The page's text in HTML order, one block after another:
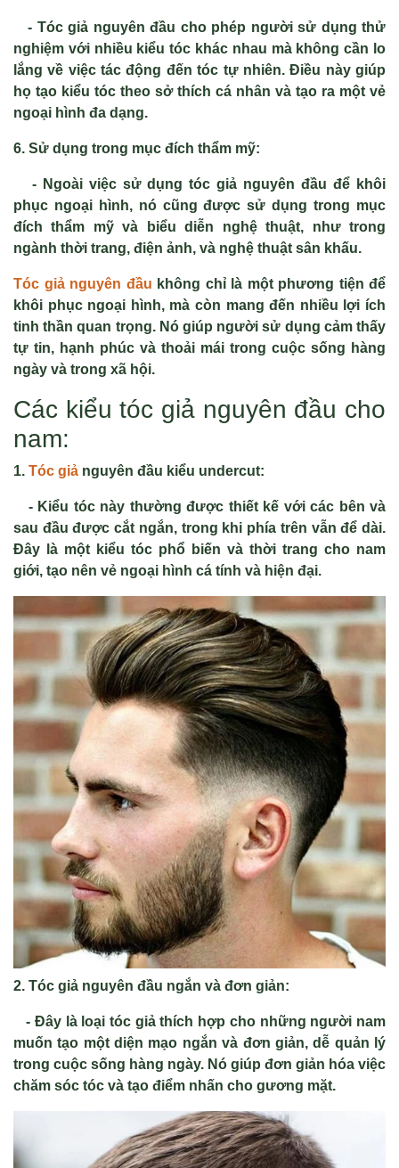
- Tóc giả nguyên đầu cho phép người sử dụng thử
nghiệm với nhiều kiểu tóc khác nhau mà không cần lo
lắng về việc tác động đến tóc tự nhiên. Điều này giúp
họ tạo kiểu tóc theo sở thích cá nhân và tạo ra một vẻ
ngoại hình đa dạng.
6. Sử dụng trong mục đích thẩm mỹ:
- Ngoài việc sử dụng tóc giả nguyên đầu để khôi
phục ngoại hình, nó cũng được sử dụng trong mục
đích thẩm mỹ và biểu diễn nghệ thuật, như trong
ngành thời trang, điện ảnh, và nghệ thuật sân khấu.
Tóc giả nguyên đầu không chỉ là một phương tiện để
khôi phục ngoại hình, mà còn mang đến nhiều lợi ích
tinh thần quan trọng. Nó giúp người sử dụng cảm thấy
tự tin, hạnh phúc và thoải mái trong cuộc sống hàng
ngày và trong xã hội.
Các kiểu tóc giả nguyên đầu cho
nam:
1. Tóc giả nguyên đầu kiểu undercut:
- Kiểu tóc này thường được thiết kế với các bên và
sau đầu được cắt ngắn, trong khi phía trên vẫn để dài.
Đây là một kiểu tóc phổ biến và thời trang cho nam
giới, tạo nên vẻ ngoại hình cá tính và hiện đại.
2. Tóc giả nguyên đầu ngắn và đơn giản:
- Đây là loại tóc giả thích hợp cho những người nam
muốn tạo một diện mạo ngắn và đơn giản, dễ quản lý
trong cuộc sống hàng ngày. Nó giúp đơn giản hóa việc
chăm sóc tóc và tạo điểm nhấn cho gương mặt.